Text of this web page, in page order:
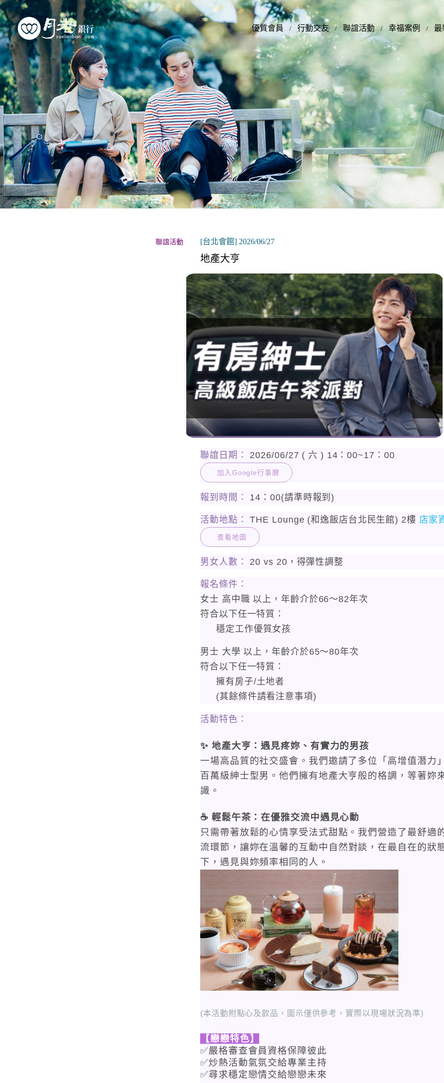
優質會員 行動交友 聯誼活動 幸福案例 最
優質會員
行動交友
聯誼活動
幸福案例
最新動態
活動花絮
許願天燈
聯誼活動 [台北會館] 2026/06/27
地產大亨
聯誼日期： 2026/06/27 ( 六 ) 14：00~17：00
加入Google行事曆
報到時間： 14：00(請準時報到)
活動地點： THE Lounge (和逸飯店台北民生館) 2樓 店家
查看地圖
男女人數： 20 vs 20，得彈性調整
報名條件：
女士 高中職 以上，年齡介於66〜82年次
符合以下任一特質：
穩定工作優質女孩
男士 大學 以上，年齡介於65〜80年次
符合以下任一特質：
擁有房子/土地者
(其餘條件請看注意事項)
活動特色：
✨ 地產大亨：遇見疼妳、有實力的男孩
一場高品質的社交盛會。我們邀請了多位「高增值潛力
百萬級紳士型男。他們擁有地產大亨般的格調， 等著妳
識。
☕ 輕鬆午茶：在優雅交流中遇見心動
只需帶著放鬆的心情享受法式甜點。我們營造了最舒適
流環節 ，讓妳在溫馨的互動中自然對談，在最自在的狀
下，遇見與妳頻率相同的人。
(本活動附點心及飲品，圖示僅供參考，實際以現場狀況為準)
【戀戀特色】
✅嚴格審查會員資格保障彼此
✅炒熱活動氣氛交給專業主持
✅尋求穩定戀情交給戀戀未來